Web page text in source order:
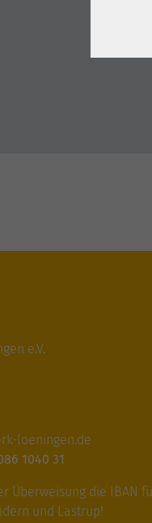
e.V.
loeningen.de
1040 31
Überweisung die IBAN
und Lastrup!